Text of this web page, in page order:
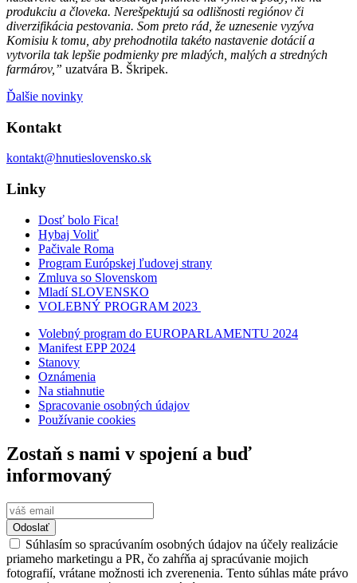
produkciu a človeka. Nerešpektujú sa odlišnosti regiónov či
diverzifikácia pestovania. Som preto rád, že uznesenie vyzýva
Komisiu k tomu, aby prehodnotila takéto nastavenie dotácií a
vytvorila tak lepšie podmienky pre mladých, malých a stredných
farmárov,” uzatvára B. Škripek.
Ďalšie novinky
Kontakt
kontakt@hnutieslovensko.sk
Linky
Dosť bolo Fica!
Hybaj Voliť
Pačivale Roma
Program Európskej ľudovej strany
Zmluva so Slovenskom
Mladí SLOVENSKO
VOLEBNÝ PROGRAM 2023
Volebný program do EUROPARLAMENTU 2024
Manifest EPP 2024
Stanovy
Oznámenia
Na stiahnutie
Spracovanie osobných údajov
Používanie cookies
Zostaň s nami v spojení a buď
informovaný
Odoslať
Súhlasím so spracúvaním osobných údajov na účely realizácie
priameho marketingu a PR, čo zahŕňa aj spracúvanie mojich
fotografií, vrátane možnosti ich zverenenia. Tento súhlas máte právo